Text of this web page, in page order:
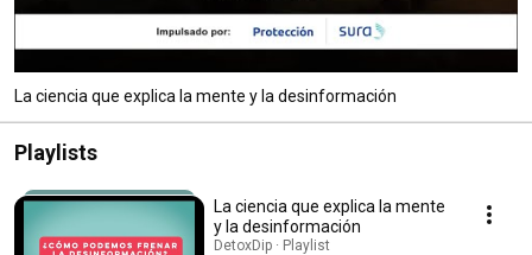
La ciencia que explica la mente y la desinformación
Playlists
La ciencia que explica la mente
y la desinformación
DetoxDip · Playlist